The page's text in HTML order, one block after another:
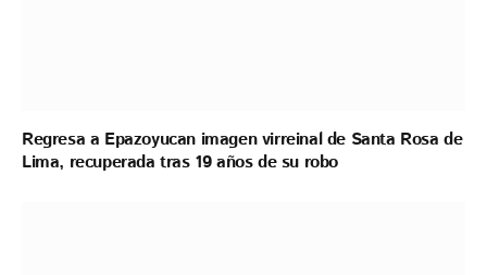
Regresa a Epazoyucan imagen virreinal de Santa Rosa de
Lima, recuperada tras 19 años de su robo